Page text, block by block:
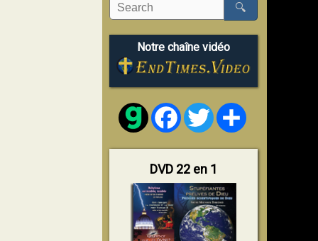
🔍
Notre chaîne vidéo
FacebookTwitter
DVD 22 en 1